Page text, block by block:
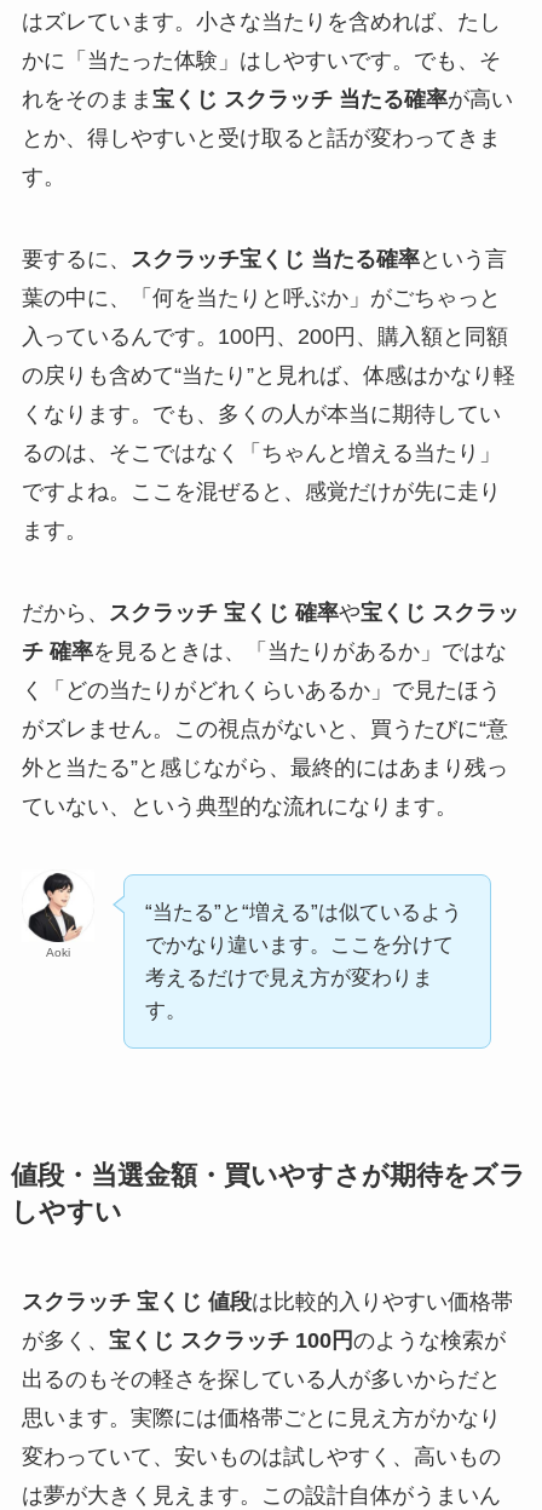
はズレています。小さな当たりを含めれば、たし
かに「当たった体験」はしやすいです。でも、そ
れをそのまま 宝くじ スクラッチ 当たる確率が高い
とか、得しやすいと受け取ると話が変わってきま
す。
要するに、 スクラッチ宝くじ 当たる確率という言
葉の中に、「何を当たりと呼ぶか」がごちゃっと
入っているんです。100円、200円、購入額と同額
の戻りも含めて“当たり”と見れば、体感はかなり軽
くなります。でも、多くの人が本当に期待してい
るのは、そこではなく「ちゃんと増える当たり」
ですよね。ここを混ぜると、感覚だけが先に走り
ます。
だから、 スクラッチ 宝くじ 確率や宝くじ スクラッ
チ 確率を見るときは、「当たりがあるか」ではな
く「どの当たりがどれくらいあるか」で見たほう
がズレません。この視点がないと、買うたびに“意
外と当たる”と感じながら、最終的にはあまり残っ
ていない、という典型的な流れになります。
Aoki
“当たる”と“増える”は似ているよう
でかなり違います。ここを分けて
考えるだけで見え方が変わりま
す。
値段・当選金額・買いやすさが期待をズラ
しやすい
スクラッチ 宝くじ 値段は比較的入りやすい価格帯
が多く、 宝くじ スクラッチ 100円のような検索が
出るのもその軽さを探している人が多いからだと
思います。実際には価格帯ごとに見え方がかなり
変わっていて、安いものは試しやすく、高いもの
は夢が大きく見えます。この設計自体がうまいん